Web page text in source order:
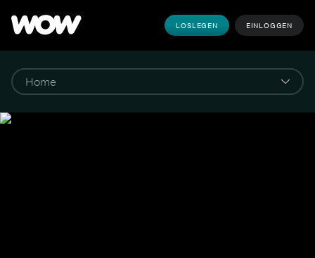
LOSLEGEN EINLOGGEN